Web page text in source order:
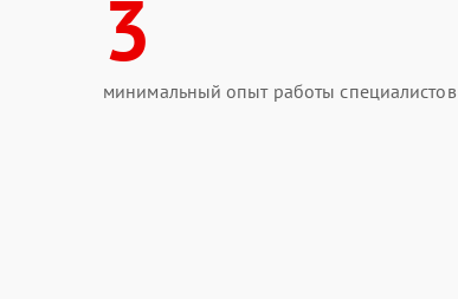
3
минимальный опыт работы специалистов